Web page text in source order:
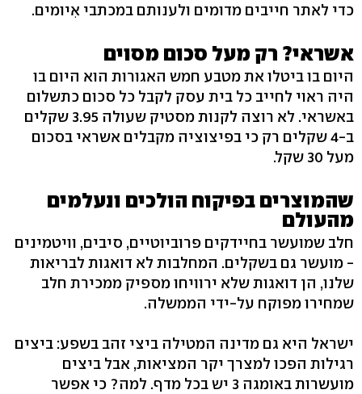
כדי לאתר חייבים מדומים ולענותם במכתבי אִיומים.
אשראי? רק מעל סכום מסוים
היום בו ביטלו את מטבע חמש האגורות הוא היום בו
היה ראוי לחייב כל בית עסק לקבל כל סכום כתשלום
באשראי. לא רוצה לקנות מסטיק שעולה 3.95 שקלים
ב-4 שקלים רק כי בפיצוציה מקבלים אשראי בסכום
מעל 30 שקל.
שהמוצרים בפיקוח הולכים ונעלמים
מהעולם
חלב שמועשר בחיידקים פרוביוטיים, סיבים, וויטמינים
- מועשר גם בשקלים. המחלבות לא דואגות לבריאות
שלנו, הן דואגות שלא ירוויחו מספיק ממכירת חלב
שמחירו מפוקח על-ידי הממשלה.
ישראל היא גם מדינה המטילה ביצי זהב בשפע: ביצים
רגילות הפכו למצרך יקר המציאות, אבל ביצים
מועשרות באומגה 3 יש בכל מדף. למה? כי אפשר